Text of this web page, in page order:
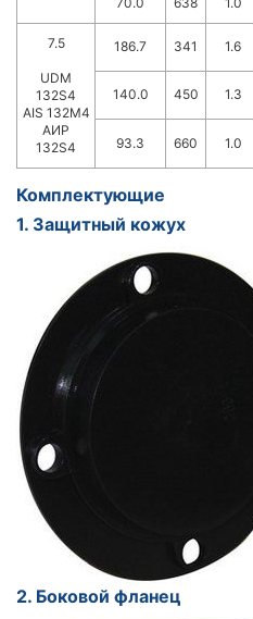
7.5
UDM
132S4
AIS 132M4
АИР
132S4
186.7 341 1.6
140.0 450 1.3
93.3 660 1.0
Комплектующие
1. Защитный кожух
2. Боковой фланец